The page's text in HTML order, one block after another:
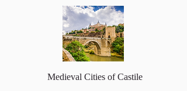
Medieval Cities of Castile